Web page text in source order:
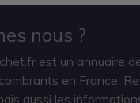
nous ?
est un annuaire
en France.
aussi les